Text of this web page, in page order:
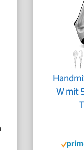
W mit